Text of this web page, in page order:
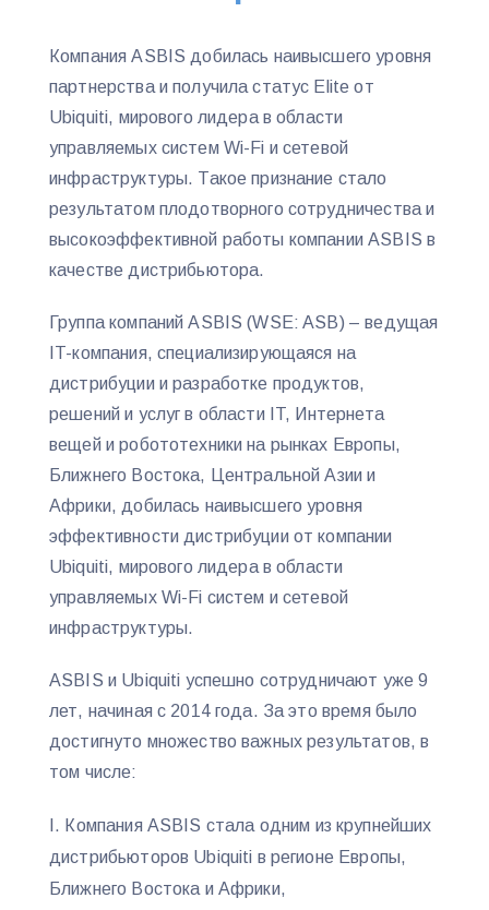
Компания ASBIS добилась наивысшего уровня
партнерства и получила статус Elite от
Ubiquiti, мирового лидера в области
управляемых систем Wi-Fi и сетевой
инфраструктуры. Такое признание стало
результатом плодотворного сотрудничества и
высокоэффективной работы компании ASBIS в
качестве дистрибьютора.
Группа компаний ASBIS (WSE: ASB) – ведущая
IT-компания, специализирующаяся на
дистрибуции и разработке продуктов,
решений и услуг в области IT, Интернета
вещей и робототехники на рынках Европы,
Ближнего Востока, Центральной Азии и
Африки, добилась наивысшего уровня
эффективности дистрибуции от компании
Ubiquiti, мирового лидера в области
управляемых Wi-Fi систем и сетевой
инфраструктуры.
ASBIS и Ubiquiti успешно сотрудничают уже 9
лет, начиная с 2014 года. За это время было
достигнуто множество важных результатов, в
том числе:
Компания ASBIS стала одним из крупнейших
дистрибьюторов Ubiquiti в регионе Европы,
Ближнего Востока и Африки,